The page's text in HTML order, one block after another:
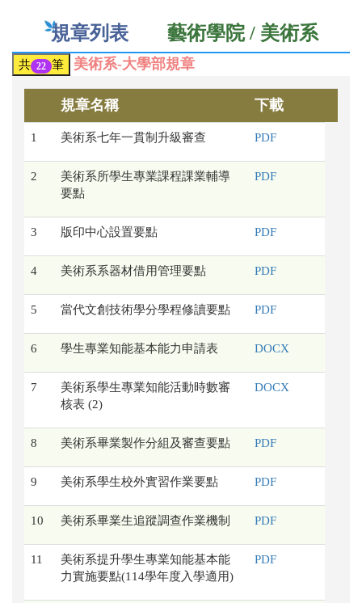
規章列表 藝術學院 / 美術系
共 22 筆 美術系-大學部規章
規章名稱 下載
1 美術系七年一貫制升級審查 PDF
2
美術系所學生專業課程課業輔導
要點
PDF
3 版印中心設置要點 PDF
4 美術系系器材借用管理要點 PDF
5 當代文創技術學分學程修讀要點 PDF
6 學生專業知能基本能力申請表 DOCX
7
美術系學生專業知能活動時數審
核表 (2)
DOCX
8 美術系畢業製作分組及審查要點 PDF
9 美術系學生校外實習作業要點 PDF
10 美術系畢業生追蹤調查作業機制 PDF
11
美術系提升學生專業知能基本能
力實施要點(114學年度入學適用)
PDF